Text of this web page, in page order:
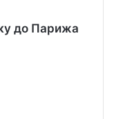
до Парижа